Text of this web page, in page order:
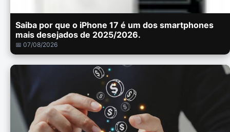
Saiba por que o iPhone 17 é um dos smartphones
mais desejados de 2025/2026.
📅 07/08/2026